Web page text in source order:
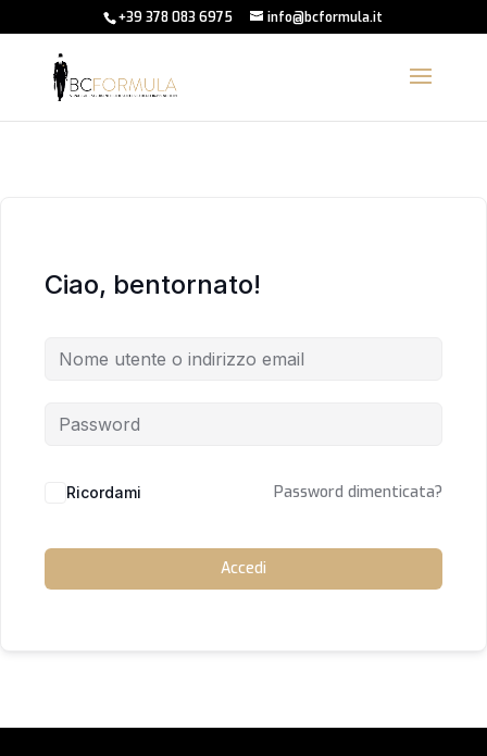
+39 378 083 6975 info@bcformula.it
Ciao, bentornato!
Ricordami Password dimenticata?
Accedi